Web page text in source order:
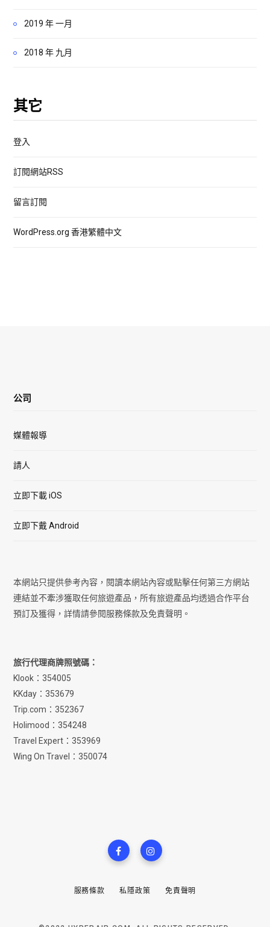
2019 年 一月
2018 年 九月
其它
登入
訂閱網站RSS
留言訂閱
WordPress.org 香港繁體中文
公司
媒體報導
請人
立即下載 iOS
立即下戴 Android
本網站只提供參考內容，閱讀本網站內容或點擊任何第三方網站
連結並不牽涉獲取任何旅遊產品，所有旅遊產品均透過合作平台
預訂及獲得，詳情請參閱服務條款及免責聲明。
旅行代理商牌照號碼：
Klook：354005
KKday：353679
Trip.com：352367
Holimood：354248
Travel Expert：353969
Wing On Travel：350074
服務條款 私隱政策 免責聲明